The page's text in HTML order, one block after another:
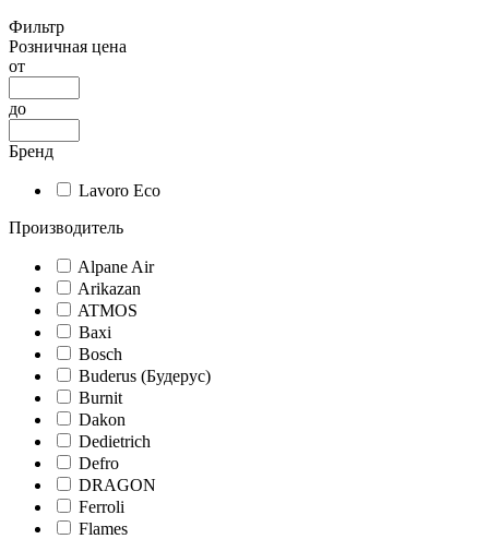
Фильтр
Розничная цена
от
до
Бренд
Lavoro Eco
Производитель
Alpane Air
Arikazan
ATMOS
Baxi
Bosch
Buderus (Будерус)
Burnit
Dakon
Dedietrich
Defro
DRAGON
Ferroli
Flames